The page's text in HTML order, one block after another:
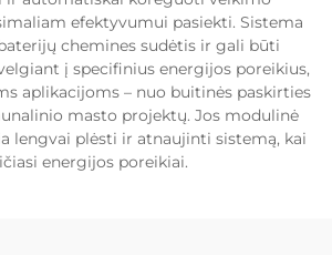
efektyvumui pasiekti. Sistema
chemines sudėtis ir gali būti
į specifinius energijos poreikius,
aplikacijoms – nuo buitinės paskirties
masto projektų. Jos modulinė
lengvai plėsti ir atnaujinti sistemą, kai
energijos poreikiai.